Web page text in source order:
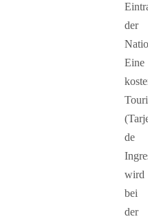
der
Eine
de
wird
bei
der